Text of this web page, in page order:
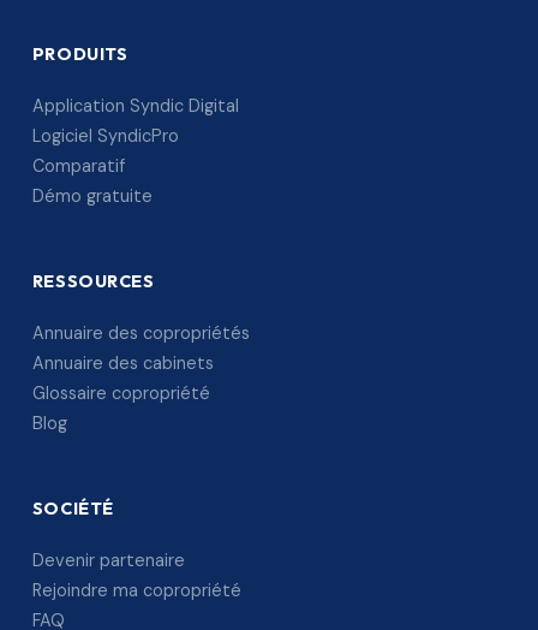
PRODUITS
Application Syndic Digital
Logiciel SyndicPro
Comparatif
Démo gratuite
RESSOURCES
Annuaire des copropriétés
Annuaire des cabinets
Glossaire copropriété
Blog
SOCIÉTÉ
Devenir partenaire
Rejoindre ma copropriété
FAQ